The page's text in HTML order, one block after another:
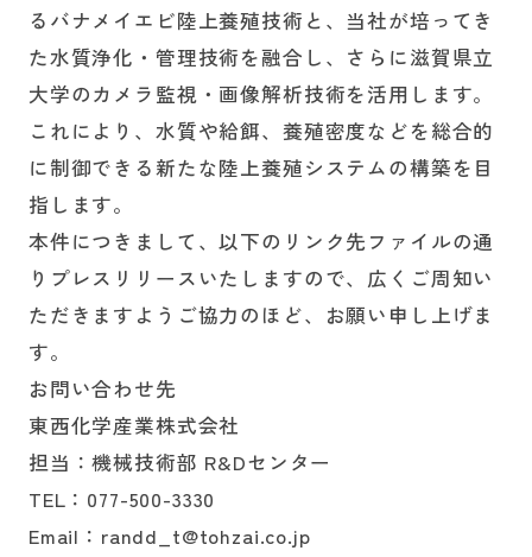
るバナメイエビ陸上養殖技術と、当社が培ってき
た水質浄化・管理技術を融合し、さらに滋賀県立
大学のカメラ監視・画像解析技術を活用します。
これにより、水質や給餌、養殖密度などを総合的
に制御できる新たな陸上養殖システムの構築を目
指します。
本件につきまして、以下のリンク先ファイルの通
りプレスリリースいたしますので、広くご周知い
ただきますようご協力のほど、お願い申し上げま
す。
お問い合わせ先
東西化学産業株式会社
担当：機械技術部 R&Dセンター
TEL：077-500-3330
Email：randd_t@tohzai.co.jp